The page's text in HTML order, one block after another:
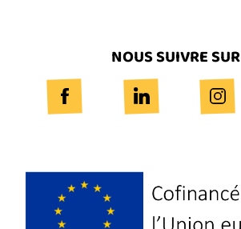
NOUS SUIVRE SUR
Logo
Europe